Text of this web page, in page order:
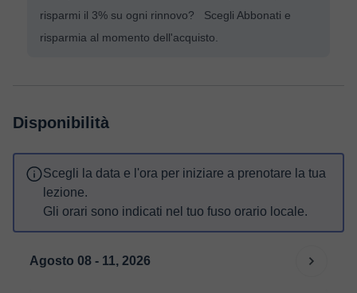
risparmi il 3% su ogni rinnovo? Scegli Abbonati e
risparmia al momento dell'acquisto.
Disponibilità
Scegli la data e l'ora per iniziare a prenotare la tua
lezione.
Gli orari sono indicati nel tuo fuso orario locale.
Agosto 08 - 11, 2026